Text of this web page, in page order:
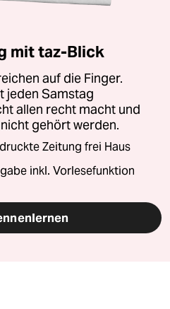
mit taz-Blick
auf die Finger.
jeden Samstag
allen recht macht und
gehört werden.
Zeitung frei Haus
inkl. Vorlesefunktion